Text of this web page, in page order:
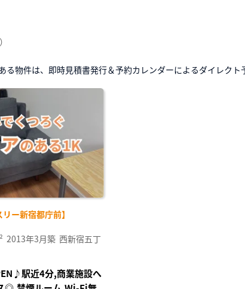
る物件は、即時見積書発行＆予約カレンダーによるダイレクト
ー新宿都庁前】
2013年3月築 西新宿五丁
駅近4分,商業施設へ